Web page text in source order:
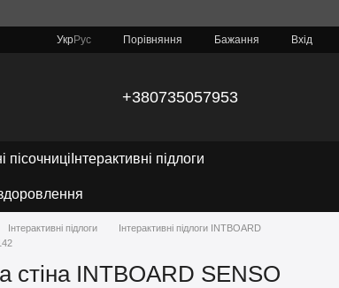
УкрРус Порівняння Бажання Вхід
+380735057953
пісочниці Інтерактивні підлоги
Інтерактивні підлоги
Інтерактивні підлоги INTBOARD
стіна INTBOARD SENSO